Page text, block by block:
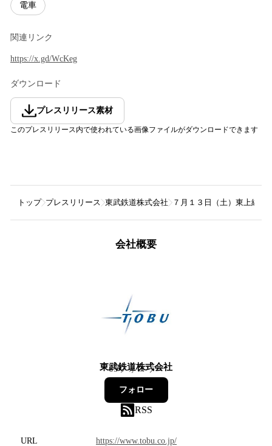
電車
関連リンク
https://x.gd/WcKeg
ダウンロード
プレスリリース素材
このプレスリリース内で使われている画像ファイルがダウンロードできます
トップ プレスリリース 東武鉄道株式会社 ７月１３日（土）東上線開
会社概要
東武鉄道株式会社
69フォロワー
フォロー
RSS
URL
https://www.tobu.co.jp/